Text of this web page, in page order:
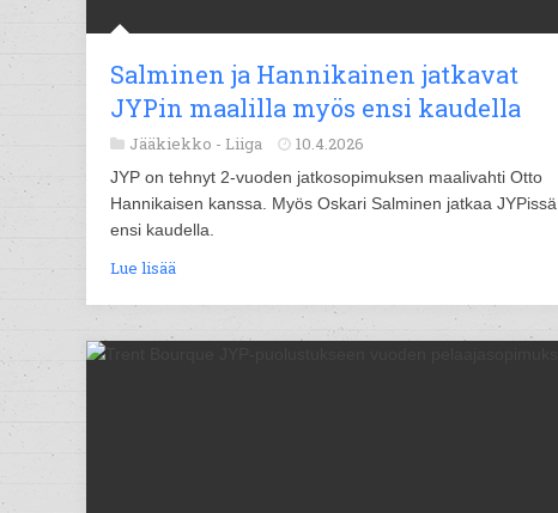
Salminen ja Hannikainen jatkavat
JYPin maalilla myös ensi kaudella
Jääkiekko - Liiga 10.4.2026
JYP on tehnyt 2-vuoden jatkosopimuksen maalivahti Otto
Hannikaisen kanssa. Myös Oskari Salminen jatkaa JYPissä
ensi kaudella.
Lue lisää